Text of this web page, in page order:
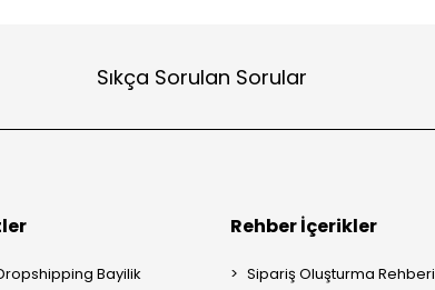
Sıkça Sorulan Sorular
Bayilik
Rehber İçerikler
Sipariş Oluşturma Rehberi